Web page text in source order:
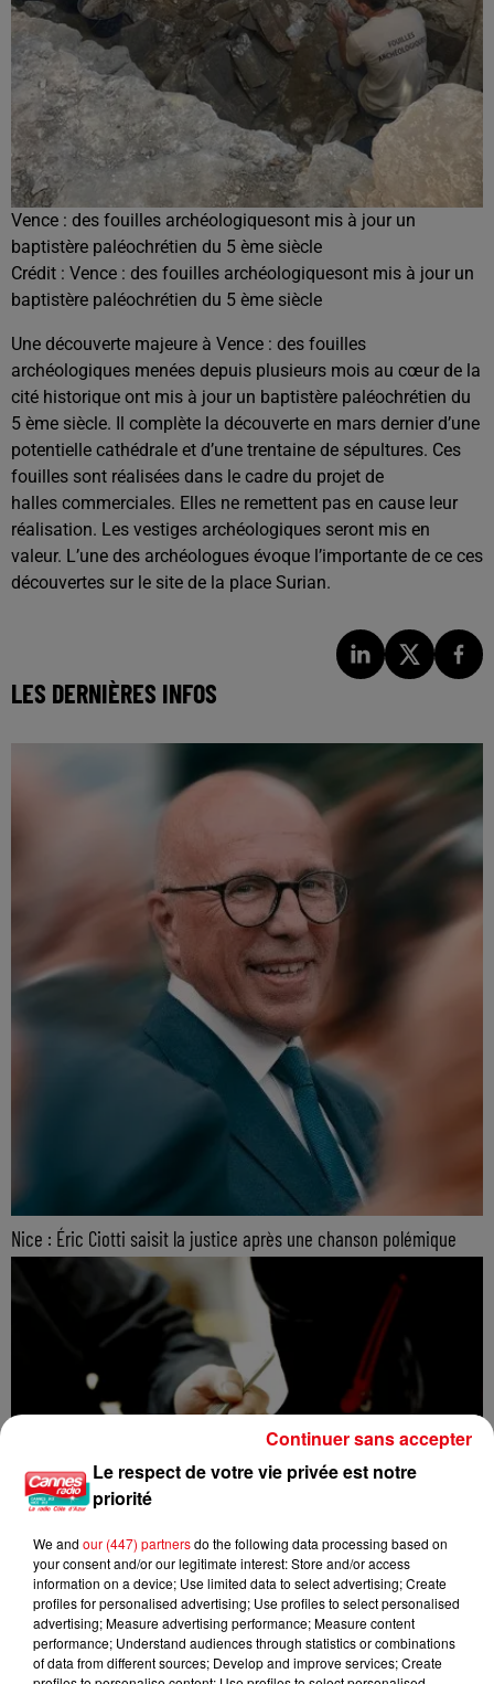
Vence : des fouilles archéologiquesont mis à jour un
baptistère paléochrétien du 5 ème siècle
Crédit : Vence : des fouilles archéologiquesont mis à jour un
baptistère paléochrétien du 5 ème siècle
Une découverte majeure à Vence : des fouilles
archéologiques menées depuis plusieurs mois au cœur de la
cité historique ont mis à jour un baptistère paléochrétien du
5 ème siècle. Il complète la découverte en mars dernier d’une
potentielle cathédrale et d’une trentaine de sépultures. Ces
fouilles sont réalisées dans le cadre du projet de
halles commerciales. Elles ne remettent pas en cause leur
réalisation. Les vestiges archéologiques seront mis en
valeur. L’une des archéologues évoque l’importante de ce ces
découvertes sur le site de la place Surian.
LES DERNIÈRES INFOS
Nice : Éric Ciotti saisit la justice après une chanson polémique
Le respect de votre vie privée est notre
priorité
We and our (447) partnersdo the following data processing based on
your consent and/or our legitimate interest: Store and/or access
information on a device; Use limited data to select advertising; Create
profiles for personalised advertising; Use profiles to select personalised
advertising; Measure advertising performance; Measure content
performance; Understand audiences through statistics or combinations
of data from different sources; Develop and improve services; Create
Continuer sans accepter